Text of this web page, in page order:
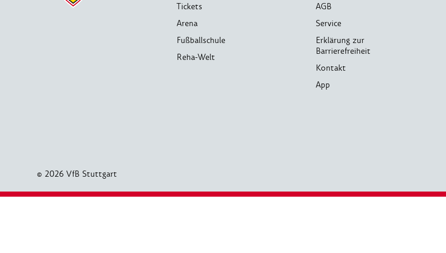
Tickets
Arena
Fußballschule
Reha-Welt
AGB
Service
Erklärung zur
Barrierefreiheit
Kontakt
App
© 2026 VfB Stuttgart